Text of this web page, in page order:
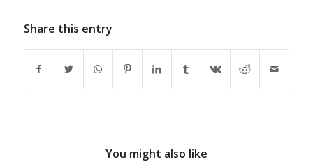
Share this entry
You might also like